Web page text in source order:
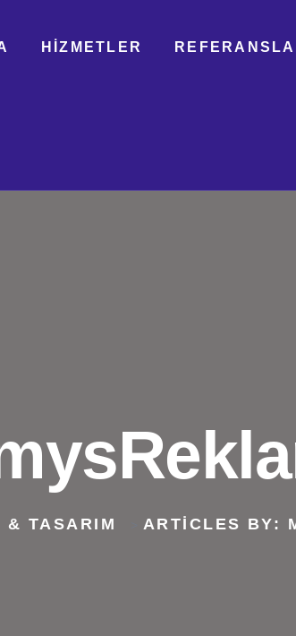
HIZMETLER
& TASARIM ARTICLES BY: